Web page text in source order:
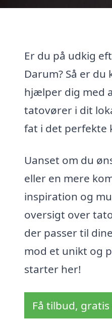
Er du på udkig
Darum? Så er
hjælper dig med
tatovører i dit
fat i det perfekte
Uanset om du
eller en mere
inspiration og
oversigt over
der passer til
mod et unikt og
starter her!
Få tilbud,